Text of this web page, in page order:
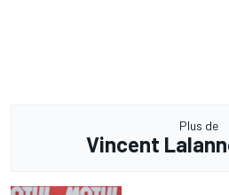
Plus de
Vincent